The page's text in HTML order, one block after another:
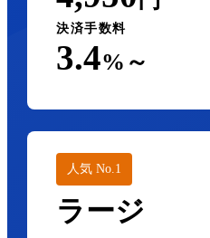
決済手数料
3.4%～
人気 No.1
ラージ